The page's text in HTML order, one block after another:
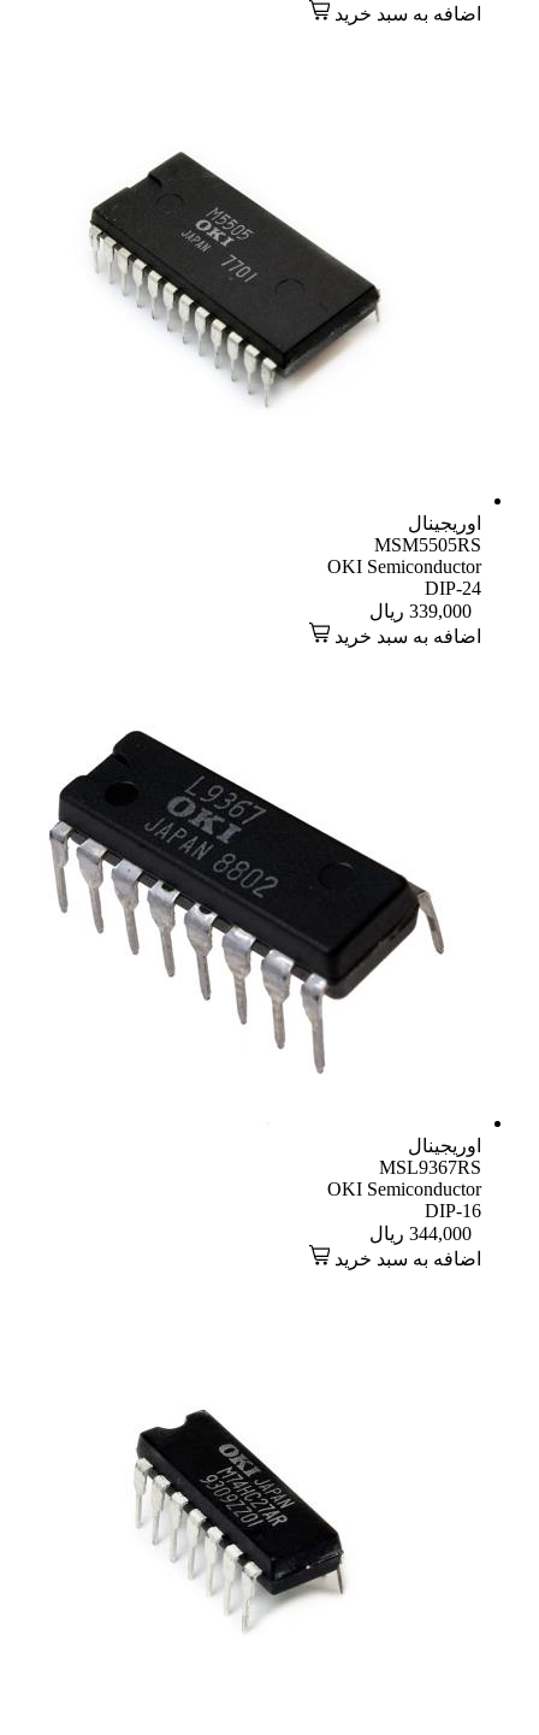
اضافه به سبد خرید
اوریجینال
MSM5505RS
OKI Semiconductor
DIP-24
339,000 ریال
اضافه به سبد خرید
اوریجینال
MSL9367RS
OKI Semiconductor
DIP-16
344,000 ریال
اضافه به سبد خرید